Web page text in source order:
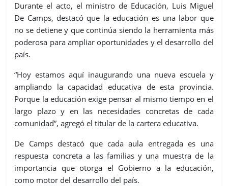
Durante el acto, el ministro de Educación, Luis Miguel
De Camps, destacó que la educación es una labor que
no se detiene y que continúa siendo la herramienta más
poderosa para ampliar oportunidades y el desarrollo del
país.
“Hoy estamos aquí inaugurando una nueva escuela y
ampliando la capacidad educativa de esta provincia.
Porque la educación exige pensar al mismo tiempo en el
largo plazo y en las necesidades concretas de cada
comunidad”, agregó el titular de la cartera educativa.
De Camps destacó que cada aula entregada es una
respuesta concreta a las familias y una muestra de la
importancia que otorga el Gobierno a la educación,
como motor del desarrollo del país.